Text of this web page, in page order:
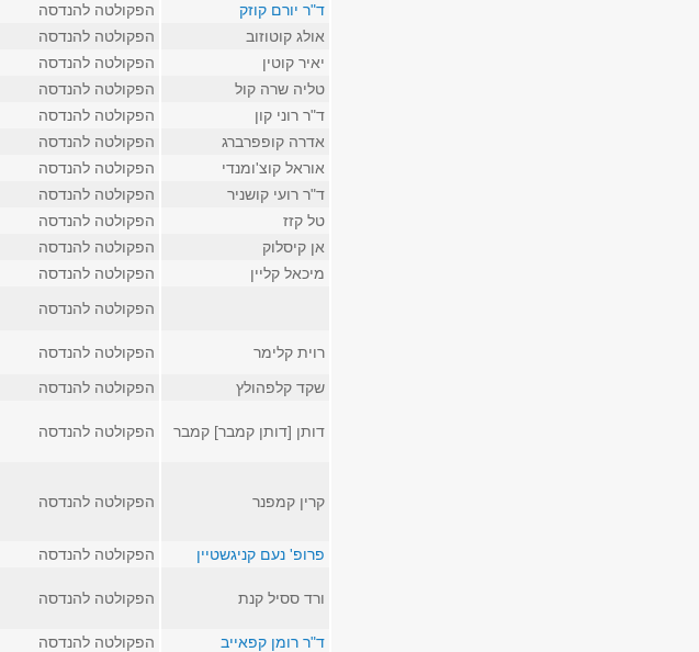
ד"ר יורם קוזק
הפקולטה להנדסה
אולג קוטוזוב
הפקולטה להנדסה
יאיר קוטין
הפקולטה להנדסה
טליה שרה קול
הפקולטה להנדסה
ד"ר רוני קון
הפקולטה להנדסה
אדרה קופפרברג
הפקולטה להנדסה
אוראל קוצ'ומנדי
הפקולטה להנדסה
ד"ר רועי קושניר
הפקולטה להנדסה
טל קזז
הפקולטה להנדסה
אן קיסלוק
הפקולטה להנדסה
מיכאל קליין
הפקולטה להנדסה
הפקולטה להנדסה
רוית קלימר
הפקולטה להנדסה
שקד קלפהולץ
הפקולטה להנדסה
דותן [דותן קמבר] קמבר הפקולטה להנדסה
קרין קמפנר הפקולטה להנדסה
פרופ' נעם קניגשטיין הפקולטה להנדסה
ורד ססיל קנת הפקולטה להנדסה
ד"ר רומן קפאייב הפקולטה להנדסה